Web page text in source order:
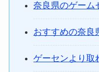
奈良県のゲーム
おすすめの奈良
ゲーセンより取